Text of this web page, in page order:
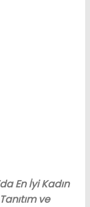
En İyi Kadın
ve